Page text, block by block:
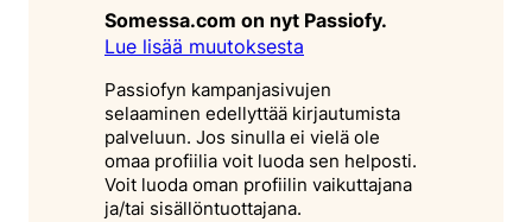
Somessa.com on nyt Passiofy.
Lue lisää muutoksesta
Passiofyn kampanjasivujen
selaaminen edellyttää kirjautumista
palveluun. Jos sinulla ei vielä ole
omaa profiilia voit luoda sen helposti.
Voit luoda oman profiilin vaikuttajana
ja/tai sisällöntuottajana.